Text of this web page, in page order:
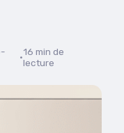
·16 min de
lecture